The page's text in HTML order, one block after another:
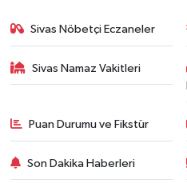
Sivas Nöbetçi Eczaneler
Sivas Namaz Vakitleri
Puan Durumu ve Fikstür
Son Dakika Haberleri